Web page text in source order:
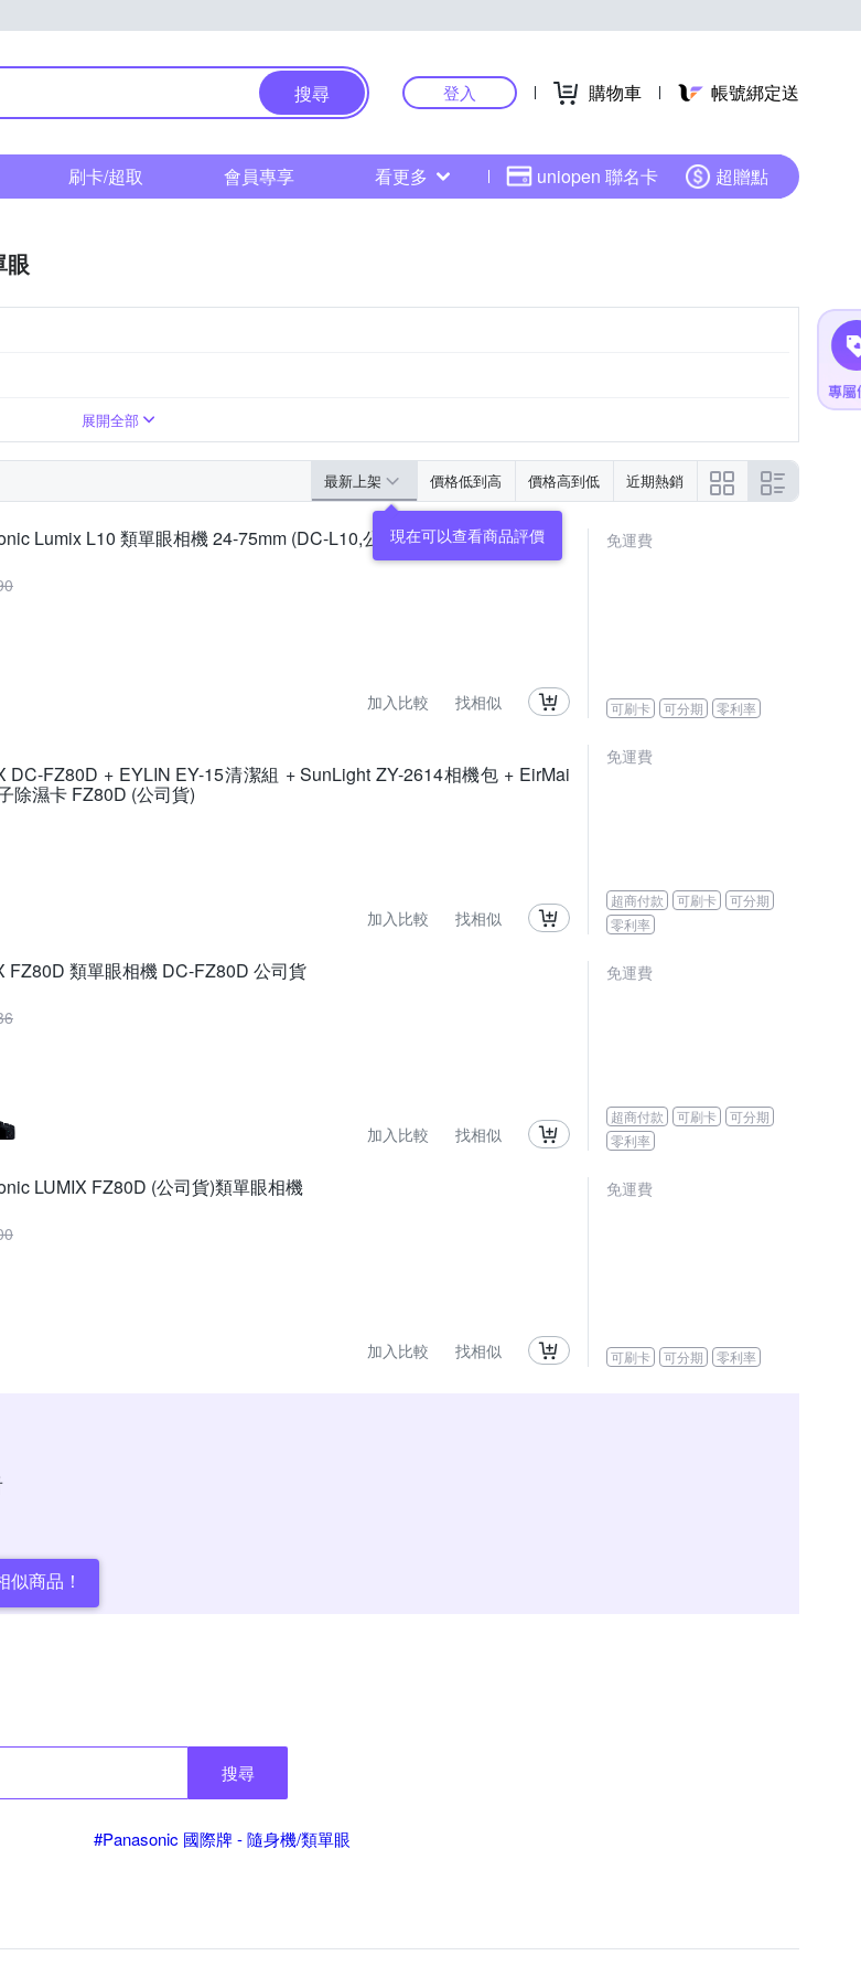
搜尋 登入 購物車 帳號綁定送
刷卡/超取 會員專享 看更多 uniopen 聯名卡 超贈點
眼
展開全部
最新上架 價格低到高 價格高到低 近期熱銷
現在可以查看商品評價
Lumix L10 類單眼相機 24-75mm (DC-L10,公司貨)
加入比較 找相似
免運費
可刷卡 可分期 零利率
DC-FZ80D + EYLIN EY-15清潔組 + SunLight ZY-2614相機包 + EirMai
除濕卡 FZ80D (公司貨)
加入比較 找相似
免運費
超商付款 可刷卡
可分期
零利率
FZ80D 類單眼相機 DC-FZ80D 公司貨
加入比較 找相似
免運費
超商付款 可刷卡
可分期
零利率
LUMIX FZ80D (公司貨)類單眼相機
加入比較 找相似
免運費
可刷卡 可分期 零利率
似商品！
搜尋
#Panasonic 國際牌 - 隨身機/類單眼